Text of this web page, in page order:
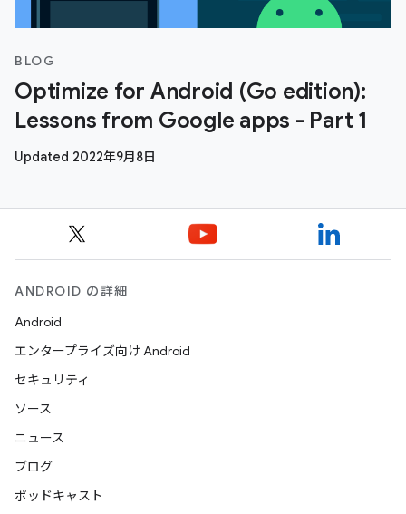
BLOG
Optimize for Android (Go edition):
Lessons from Google apps - Part 1
Updated 2022年9月8日
ANDROID の詳細
Android
エンタープライズ向け Android
セキュリティ
ソース
ニュース
ブログ
ポッドキャスト